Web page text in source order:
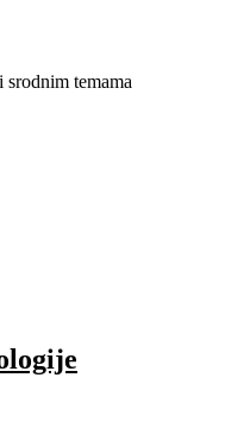
srodnim temama